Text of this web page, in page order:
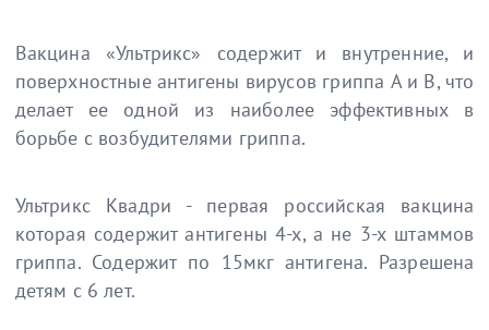
Вакцина «Ультрикс» содержит и внутренние, и
поверхностные антигены вирусов гриппа A и B, что
делает ее одной из наиболее эффективных в
борьбе с возбудителями гриппа.
Ультрикс Квадри - первая российская вакцина
которая содержит антигены 4-х, а не 3-х штаммов
гриппа. Содержит по 15мкг антигена. Разрешена
детям с 6 лет.